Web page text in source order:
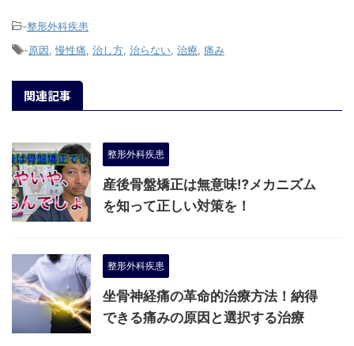
-整形外科疾患
-原因 慢性痛 治し方 治らない 治療 痛み
関連記事
整形外科疾患
産後骨盤矯正は無意味⁉︎メカニズム
を知って正しい対策を！
整形外科疾患
坐骨神経痛の革命的治療方法！納得
できる痛みの原因と選択する治療